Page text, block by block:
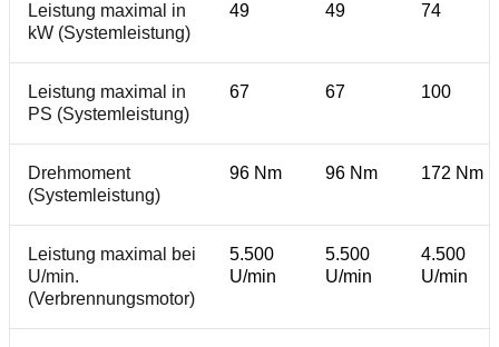
Leistung maximal in
kW (Systemleistung)
49 49 74
Leistung maximal in
PS (Systemleistung)
67 67 100
Drehmoment
(Systemleistung)
96 Nm 96 Nm 172 Nm
Leistung maximal bei
U/min.
(Verbrennungsmotor)
5.500
U/min
5.500
U/min
4.500
U/min